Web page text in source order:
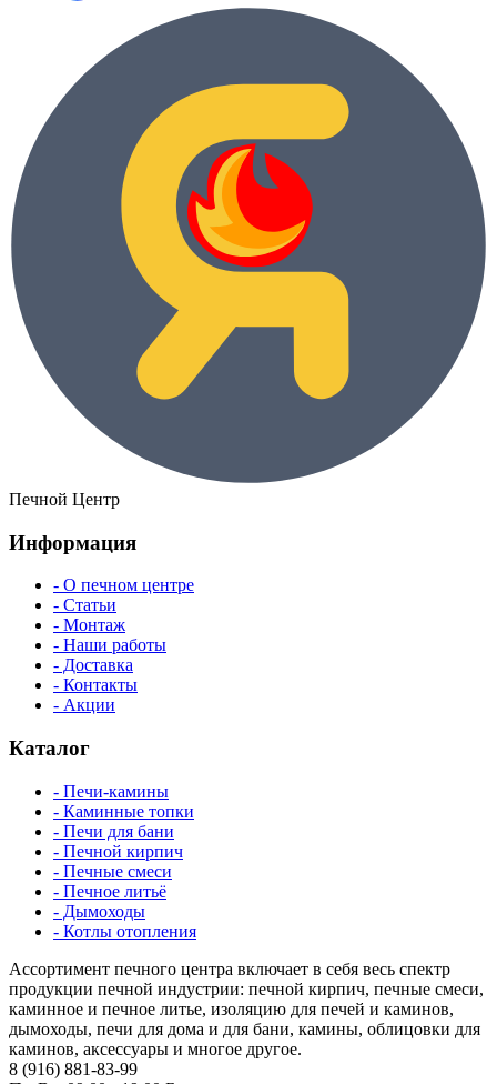
Печной Центр
Информация
- О печном центре
- Статьи
- Монтаж
- Наши работы
- Доставка
- Контакты
- Акции
Каталог
- Печи-камины
- Каминные топки
- Печи для бани
- Печной кирпич
- Печные смеси
- Печное литьё
- Дымоходы
- Котлы отопления
Ассортимент печного центра включает в себя весь спектр
продукции печной индустрии: печной кирпич, печные смеси,
каминное и печное литье, изоляцию для печей и каминов,
дымоходы, печи для дома и для бани, камины, облицовки для
каминов, аксессуары и многое другое.
8 (916) 881-83-99